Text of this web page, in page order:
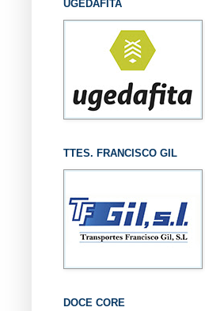
UGEDAFITA
TTES. FRANCISCO GIL
DOCE CORE